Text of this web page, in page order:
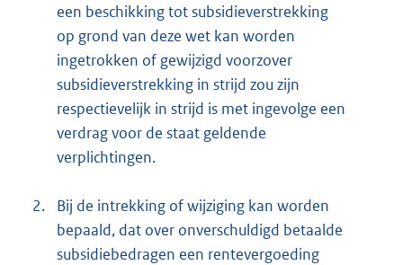
een beschikking tot subsidieverstrekking
op grond van deze wet kan worden
ingetrokken of gewijzigd voorzover
subsidieverstrekking in strijd zou zijn
respectievelijk in strijd is met ingevolge een
verdrag voor de staat geldende
verplichtingen.
2.
Bij de intrekking of wijziging kan worden
bepaald, dat over onverschuldigd betaalde
subsidiebedragen een rentevergoeding